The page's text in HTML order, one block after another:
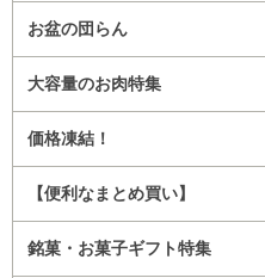
お盆の団らん
大容量のお肉特集
価格凍結！
【便利なまとめ買い】
銘菓・お菓子ギフト特集